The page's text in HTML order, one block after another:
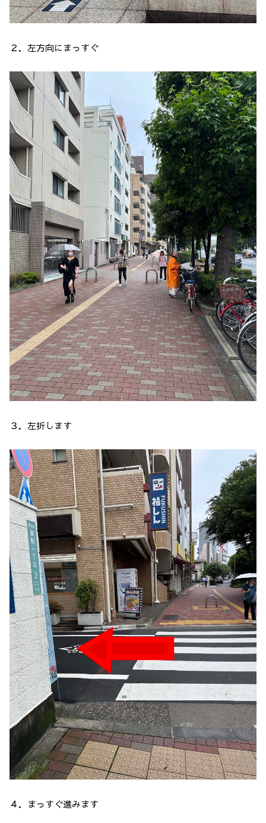
２．左方向にまっすぐ
３．左折します
４．まっすぐ進みます